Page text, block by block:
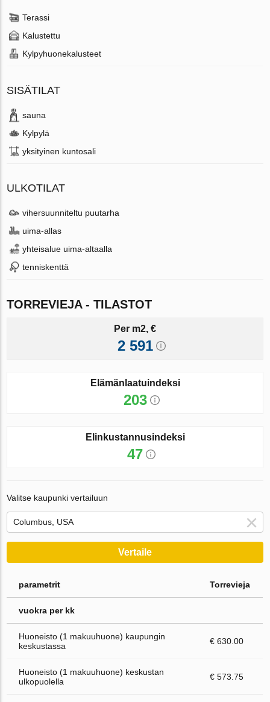
Terassi
Kalustettu
Kylpyhuonekalusteet
SISÄTILAT
sauna
Kylpylä
yksityinen kuntosali
ULKOTILAT
vihersuunniteltu puutarha
uima-allas
yhteisalue uima-altaalla
tenniskenttä
TORREVIEJA - TILASTOT
Per m2, €
2 591
Elämänlaatuindeksi
203
Elinkustannusindeksi
47
Valitse kaupunki vertailuun
Vertaile
parametrit Torrevieja
vuokra per kk
Huoneisto (1 makuuhuone) kaupungin
keskustassa
€ 630.00
Huoneisto (1 makuuhuone) keskustan
ulkopuolella
€ 573.75